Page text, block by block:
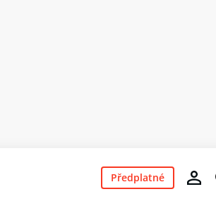
Předplatné